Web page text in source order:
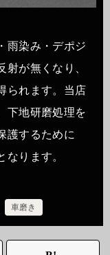
雨染み・デポジ
射が無くなり、
られます。当店
下地研磨処理を
護するために
なります。
車磨き